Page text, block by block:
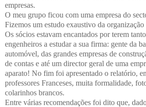
empresas.
O meu grupo ficou com uma empresa do
Fizemos um estudo exaustivo da
Os sócios estavam encantados por terem
engenheiros a estudar a sua firma: gente da
automóvel, das grandes empresas de
de contas e até um director geral de uma
aparato! No fim foi apresentado o relatório,
professores Franceses, muita formalidade,
colarinhos brancos.
Entre várias recomendações foi dito que,